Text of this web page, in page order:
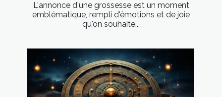
L'annonce d'une grossesse est un moment
emblématique, rempli d'émotions et de joie
qu'on souhaite...